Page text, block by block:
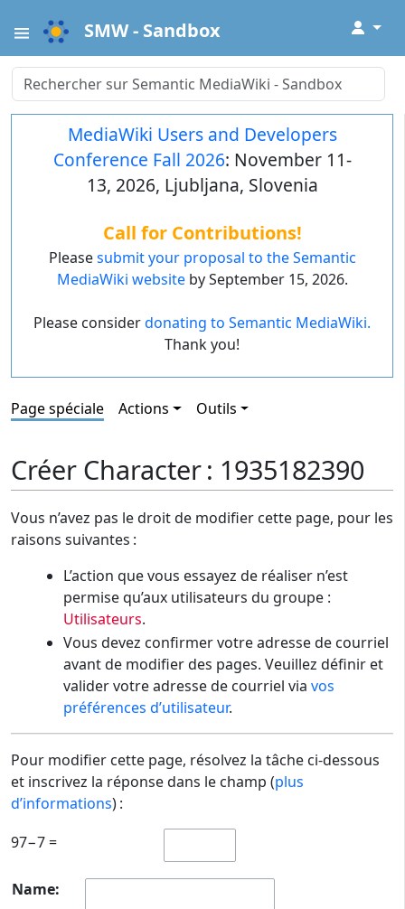
SMW - Sandbox ↓
MediaWiki Users and Developers
Conference Fall 2026: November 11-
13, 2026, Ljubljana, Slovenia
Call for Contributions!
Pleasesubmit your proposal to the Semantic
MediaWiki websiteby September 15, 2026.
Please considerdonating to Semantic MediaWiki.
Thank you!
Page spéciale Actions Outils
Créer Character : 1935182390
Vous n’avez pas le droit de modifier cette page, pour les
raisons suivantes :
L’action que vous essayez de réaliser n’est
permise qu’aux utilisateurs du groupe :
Utilisateurs.
Vous devez confirmer votre adresse de courriel
avant de modifier des pages. Veuillez définir et
valider votre adresse de courriel via vos
préférences d’utilisateur.
Pour modifier cette page, résolvez la tâche ci-dessous
et inscrivez la réponse dans le champ (plus
d’informations) :
97−7 =
Name: